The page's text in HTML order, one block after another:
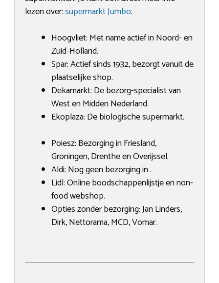
lezen over:supermarkt Jumbo.
Hoogvliet: Met name actief in Noord- en
Zuid-Holland.
Spar: Actief sinds 1932, bezorgt vanuit de
plaatselijke shop.
Dekamarkt: De bezorg-specialist van
West en Midden Nederland.
Ekoplaza: De biologische supermarkt.
Poiesz: Bezorging in Friesland,
Groningen, Drenthe en Overijssel.
Aldi: Nog geen bezorging in .
Lidl: Online boodschappenlijstje en non-
food webshop.
Opties zonder bezorging: Jan Linders,
Dirk, Nettorama, MCD, Vomar.